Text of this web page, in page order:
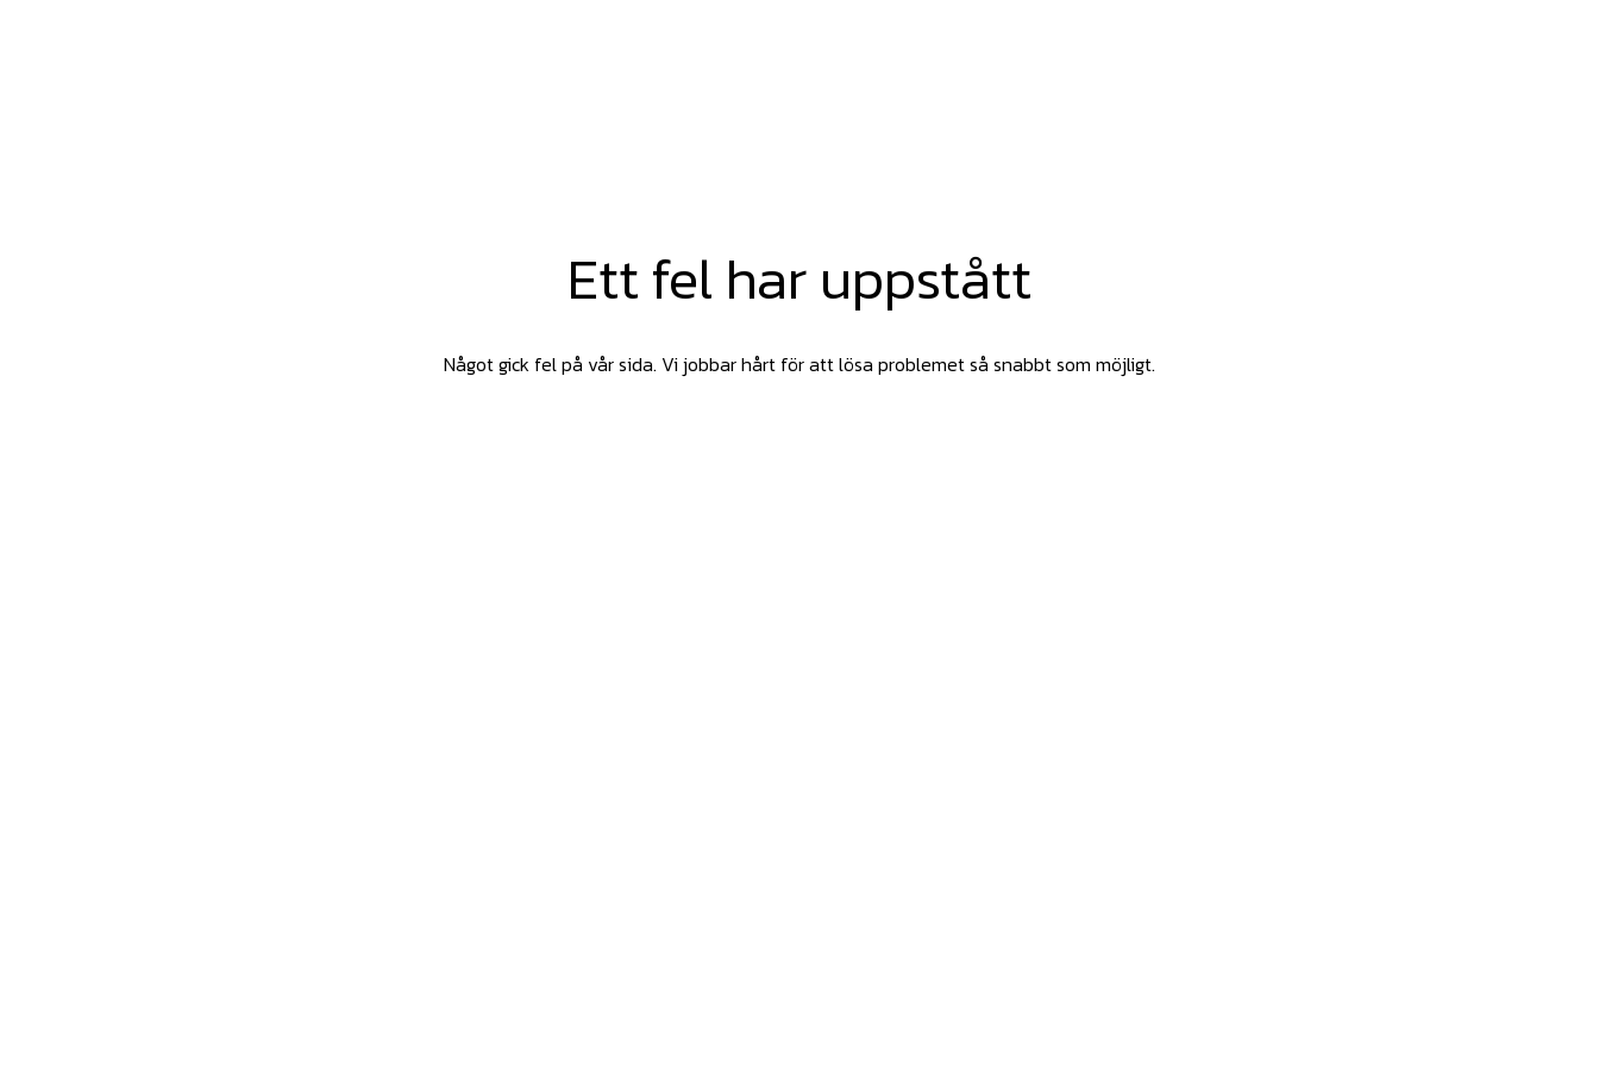
Ett fel har uppstått
Något gick fel på vår sida. Vi jobbar hårt för att lösa problemet så snabbt som möjligt.